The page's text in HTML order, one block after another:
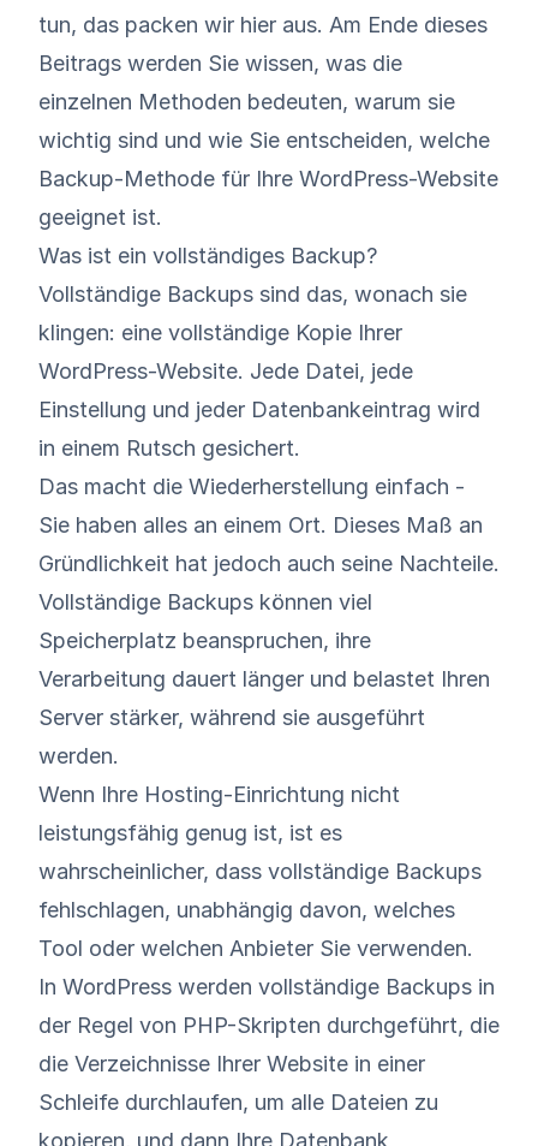
tun, das packen wir hier aus. Am Ende dieses
Beitrags werden Sie wissen, was die
einzelnen Methoden bedeuten, warum sie
wichtig sind und wie Sie entscheiden, welche
Backup-Methode für Ihre WordPress-Website
geeignet ist.
Was ist ein vollständiges Backup?
Vollständige Backups sind das, wonach sie
klingen: eine vollständige Kopie Ihrer
WordPress-Website. Jede Datei, jede
Einstellung und jeder Datenbankeintrag wird
in einem Rutsch gesichert.
Das macht die Wiederherstellung einfach -
Sie haben alles an einem Ort. Dieses Maß an
Gründlichkeit hat jedoch auch seine Nachteile.
Vollständige Backups können viel
Speicherplatz beanspruchen, ihre
Verarbeitung dauert länger und belastet Ihren
Server stärker, während sie ausgeführt
werden.
Wenn Ihre Hosting-Einrichtung nicht
leistungsfähig genug ist, ist es
wahrscheinlicher, dass vollständige Backups
fehlschlagen, unabhängig davon, welches
Tool oder welchen Anbieter Sie verwenden.
In WordPress werden vollständige Backups in
der Regel von PHP-Skripten durchgeführt, die
die Verzeichnisse Ihrer Website in einer
Schleife durchlaufen, um alle Dateien zu
kopieren, und dann Ihre Datenbank